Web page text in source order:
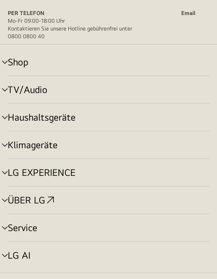
PER TELEFON
Email
Mo-Fr 09:00-18:00 Uhr
Kontaktieren Sie unsere Hotline gebührenfrei unter
0800 0800 40
Shop
Menü
umschalten
TV/Audio
Menü
umschalten
Haushaltsgeräte
Menü
umschalten
Klimageräte
Menü
umschalten
LG EXPERIENCE
Menü
umschalten
ÜBER LG
Menü
umschalten
Service
Menü
umschalten
LG AI
Menü